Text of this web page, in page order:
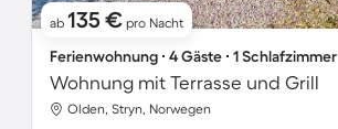
ab 135 € pro Nacht
Ferienwohnung ∙ 4 Gäste ∙ 1 Schlafzimmer
Wohnung mit Terrasse und Grill
Olden, Stryn, Norwegen